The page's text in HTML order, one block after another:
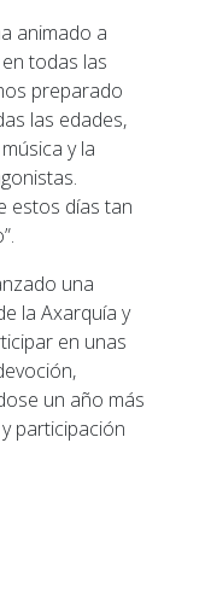
animado a
todas las
preparado
las edades,
y la
estos días tan
una
la Axarquía y
en unas
un año más
participación